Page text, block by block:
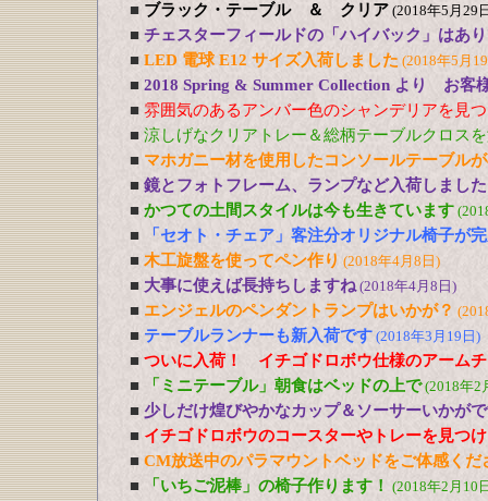
■ ブラック・テーブル ＆ クリア (2018年5月29
■ チェスターフィールドの「ハイバック」はあ
■ LED 電球 E12 サイズ入荷しました (2018年5月
■ 2018 Spring & Summer Collection より お客
■ 雰囲気のあるアンバー色のシャンデリアを見
■ 涼しげなクリアトレー＆総柄テーブルクロス
■ マホガニー材を使用したコンソールテーブル
■ 鏡とフォトフレーム、ランプなど入荷しました
■ かつての土間スタイルは今も生きています
■
「セオト・チェア」客注分オリジナル椅子が
■ 木工旋盤を使ってペン作り (2018年4月8日)
■ 大事に使えば長持ちしますね(2018年4月8日)
■ エンジェルのペンダントランプはいかが？
■ テーブルランナーも新入荷です (2018年3月19日)
■ ついに入荷！ イチゴドロボウ仕様のアーム
■
「ミニテーブル」朝食はベッドの上で(2018年2
■ 少しだけ煌びやかなカップ＆ソーサーいかが
■ イチゴドロボウのコースターやトレーを見つ
■ CM放送中のパラマウントベッドをご体感くだ
■
「いちご泥棒」の椅子作ります！ (2018年2月10